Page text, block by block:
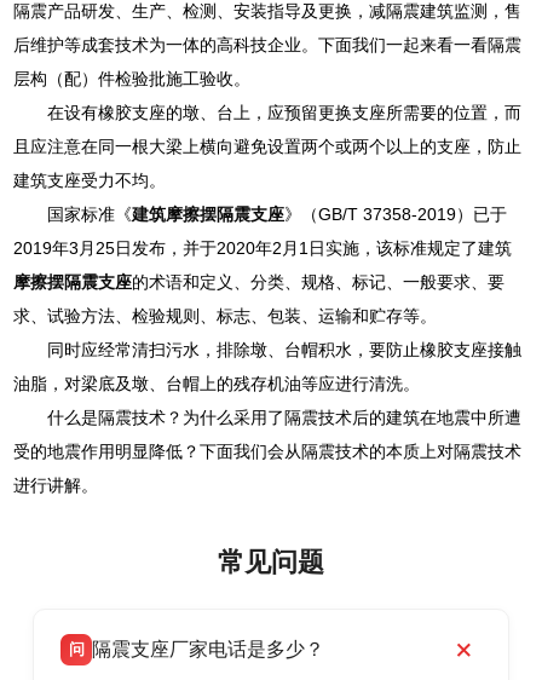
隔震产品研发、生产、检测、安装指导及更换，减隔震建筑监测，售
后维护等成套技术为一体的高科技企业。下面我们一起来看一看隔震
层构（配）件检验批施工验收。
在设有橡胶支座的墩、台上，应预留更换支座所需要的位置，而
且应注意在同一根大梁上横向避免设置两个或两个以上的支座，防止
建筑支座受力不均。
国家标准《建筑摩擦摆隔震支座》（GB/T 37358-2019）已于
2019年3月25日发布，并于2020年2月1日实施，该标准规定了建筑
摩擦摆隔震支座的术语和定义、分类、规格、标记、一般要求、要
求、试验方法、检验规则、标志、包装、运输和贮存等。
同时应经常清扫污水，排除墩、台帽积水，要防止橡胶支座接触
油脂，对梁底及墩、台帽上的残存机油等应进行清洗。
什么是隔震技术？为什么采用了隔震技术后的建筑在地震中所遭
受的地震作用明显降低？下面我们会从隔震技术的本质上对隔震技术
进行讲解。
常见问题
问 隔震支座厂家电话是多少？